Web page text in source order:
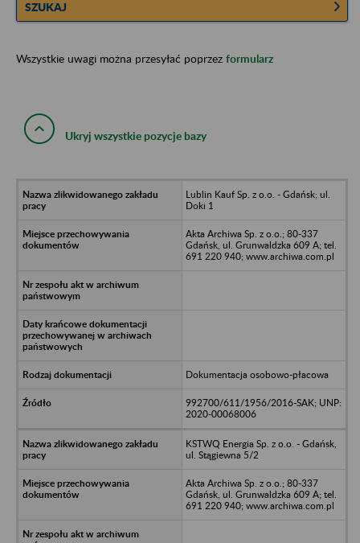
SZUKAJ
Wszystkie uwagi można przesyłać poprzez formularz
Ukryj wszystkie pozycje bazy
Lublin Kauf Sp. z o.o. - Gdańsk; ul.
Doki 1
Akta Archiwa Sp. z o.o.; 80-337
Gdańsk, ul. Grunwaldzka 609 A; tel.
691 220 940; www.archiwa.com.pl
Dokumentacja osobowo-płacowa
992700/611/1956/2016-SAK; UNP:
2020-00068006
KSTWQ Energia Sp. z o.o. - Gdańsk,
ul. Stągiewna 5/2
Akta Archiwa Sp. z o.o.; 80-337
Gdańsk, ul. Grunwaldzka 609 A; tel.
691 220 940; www.archiwa.com.pl